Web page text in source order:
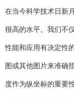
在当今科学技术日新
很高的水平。我们不
性能和应用有决定性
图或其他图片来准确
度作为纵坐标的重要